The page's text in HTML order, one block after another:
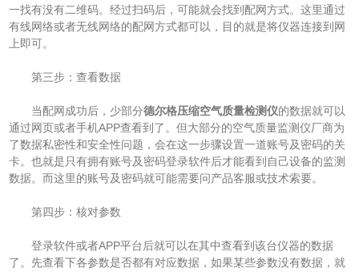
一找有没有二维码。经过扫码后，可能就会找到配网方式。这里通过
有线网络或者无线网络的配网方式都可以，目的就是将仪器连接到网
上即可。
第三步：查看数据
当配网成功后，少部分德尔格压缩空气质量检测仪的数据就可以
通过网页或者手机APP查看到了。但大部分的空气质量监测仪厂商为
了数据私密性和安全性问题，会在这一步骤设置一道账号及密码的关
卡。也就是只有拥有账号及密码登录软件后才能看到自己设备的监测
数据。而这里的账号及密码就可能需要问产品客服或技术索要。
第四步：核对参数
登录软件或者APP平台后就可以在其中查看到该台仪器的数据
了。先查看下各参数是否都有对应数据，如果某些参数没有数据，就